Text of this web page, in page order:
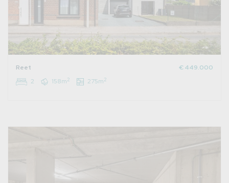
Reet
€ 449.000
2
158m2 275m2